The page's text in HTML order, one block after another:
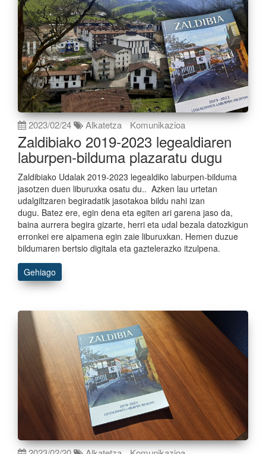
2023/02/24 Alkatetza Komunikazioa
Zaldibiako 2019-2023 legealdiaren
laburpen-bilduma plazaratu dugu
Zaldibiako Udalak 2019-2023 legealdiko laburpen-bilduma
jasotzen duen liburuxka osatu du.. Azken lau urtetan
udalgiltzaren begiradatik jasotakoa bildu nahi izan
dugu. Batez ere, egin dena eta egiten ari garena jaso da,
baina aurrera begira gizarte, herri eta udal bezala datozkigun
erronkei ere aipamena egin zaie liburuxkan. Hemen duzue
bildumaren bertsio digitala eta gaztelerazko itzulpena.
Gehiago